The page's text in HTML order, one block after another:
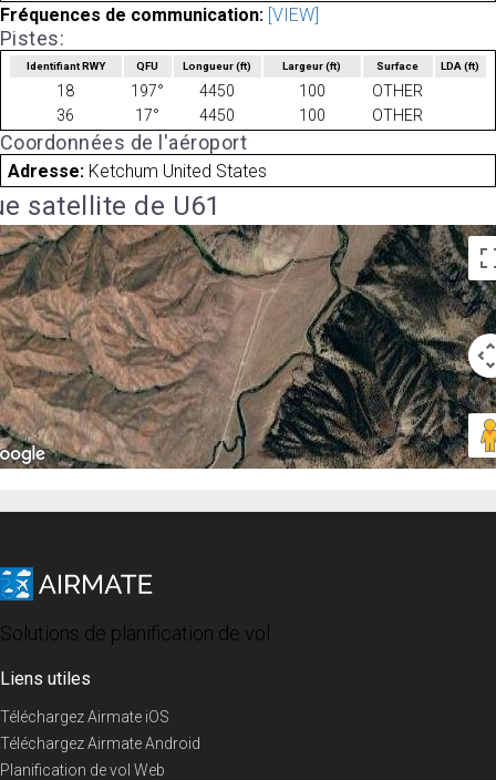
Fréquences de communication: [VIEW]
Pistes:
Identifiant RWY QFU Longueur(ft) Largeur(ft) Surface LDA(ft)
18 197° 4450 100
OTHER
36
17° 4450 100 OTHER
Coordonnées de l'aéroport
Adresse: Ketchum United States
satellite de U61
Solutions de planification de vol
Liens utiles
Téléchargez Airmate iOS
Téléchargez Airmate Android
Planification de vol Web